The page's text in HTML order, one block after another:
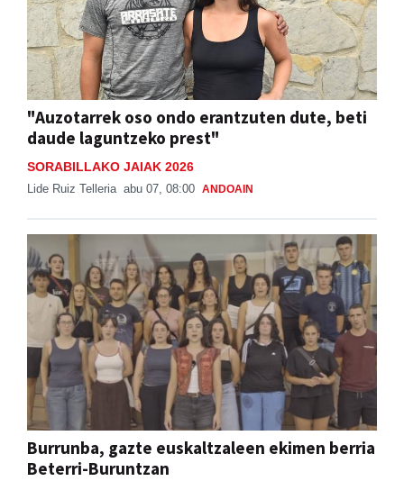
"Auzotarrek oso ondo erantzuten dute, beti
daude laguntzeko prest"
SORABILLAKO JAIAK 2026
Lide Ruiz Telleria abu 07, 08:00 ANDOAIN
Burrunba, gazte euskaltzaleen ekimen berria
Beterri-Buruntzan